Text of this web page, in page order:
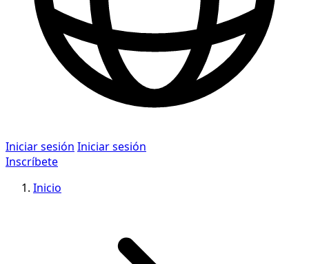
Iniciar sesión Iniciar sesión
Inscríbete
Inicio